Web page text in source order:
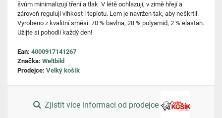
švům minimalizují tření a tlak. V létě ochlazují, v zimě hřejí a
zároveň regulují vlhkost i teplotu. Lem je navržen tak, aby neškrtil.
Vyrobeno z kvalitní směsi: 70 % bavlna, 28 % polyamid, 2 % elastan.
Užijte si pohodlí každý den!
Ean: 4000917141267
Značka: Weltbild
Prodejce: Velký košík
Zjistit více informací od prodejce